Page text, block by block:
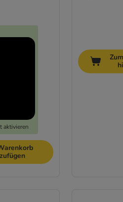
aktivieren